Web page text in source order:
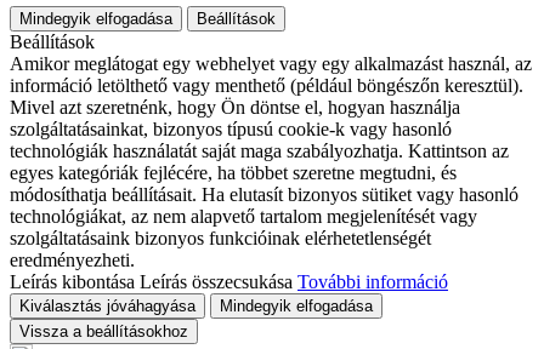
Mindegyik elfogadása Beállítások
Beállítások
Amikor meglátogat egy webhelyet vagy egy alkalmazást használ, az
információ letölthető vagy menthető (például böngészőn keresztül).
Mivel azt szeretnénk, hogy Ön döntse el, hogyan használja
szolgáltatásainkat, bizonyos típusú cookie-k vagy hasonló
technológiák használatát saját maga szabályozhatja. Kattintson az
egyes kategóriák fejlécére, ha többet szeretne megtudni, és
módosíthatja beállításait. Ha elutasít bizonyos sütiket vagy hasonló
technológiákat, az nem alapvető tartalom megjelenítését vagy
szolgáltatásaink bizonyos funkcióinak elérhetetlenségét
eredményezheti.
Leírás kibontása Leírás összecsukása További információ
Kiválasztás jóváhagyása
Mindegyik elfogadása
Vissza a beállításokhoz